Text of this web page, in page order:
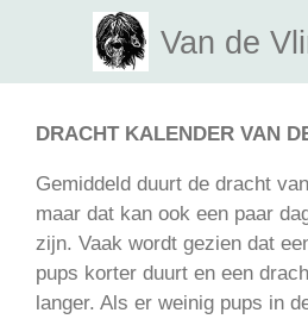
naar
hoofdinhoud
Van de
DRACHT KALENDER VAN
Gemiddeld duurt de dracht
maar dat kan ook een paar
zijn. Vaak wordt gezien dat
pups korter duurt en een
langer. Als er weinig pups in